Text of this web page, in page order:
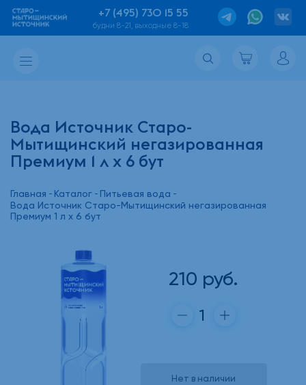
+7 (495) 730 15 55
будни 8-21, выходные 8-18
Вода Источник Старо-
Мытищинский негазированная
Премиум 1 л х 6 бут
Главная Каталог
Питьевая вода
Вода Источник Старо-Мытищинский негазированная
Премиум 1 л х 6 бут
210 руб.
Нет в наличии